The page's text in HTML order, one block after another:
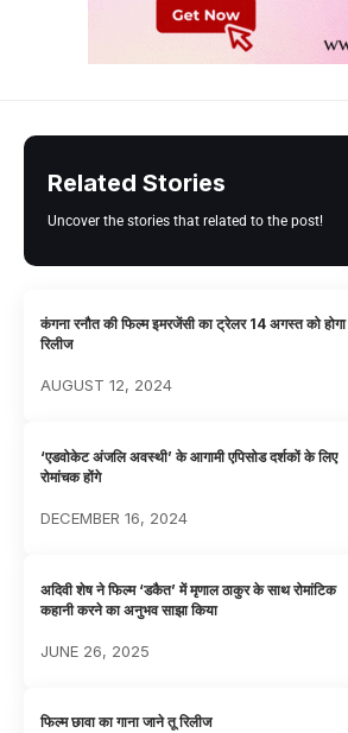
Related Stories
Uncover the stories that related to the post!
कंगना रनौत की फिल्म इमरजेंसी का ट्रेलर 14 अगस्त को होगा
रिलीज
AUGUST 12, 2024
‘एडवोकेट अंजलि अवस्थी’ के आगामी एपिसोड दर्शकों के लिए
रोमांचक होंगे
DECEMBER 16, 2024
अदिवी शेष ने फिल्म ‘डकैत’ में मृणाल ठाकुर के साथ रोमांटिक
कहानी करने का अनुभव साझा किया
JUNE 26, 2025
फिल्म छावा का गाना जाने तू रिलीज